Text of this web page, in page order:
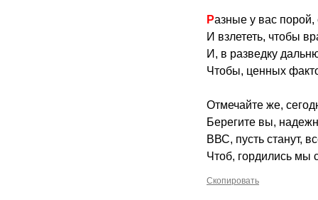
Разные у вас порой,
И взлететь, чтобы
И, в разведку
Чтобы, ценных
Отмечайте же,
Берегите вы,
ВВС, пусть станут,
Чтоб, гордились мы
Скопировать